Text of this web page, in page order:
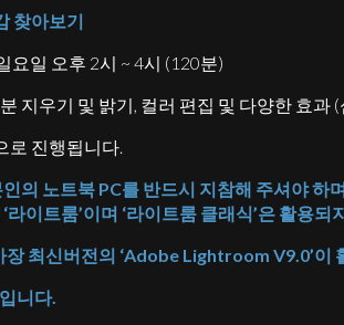
찾아보기
요일 오후 2시 ~ 4시 (120분)
지우기 및 밝기, 컬러 편집 및 다양한 효과
로 진행됩니다.
의 노트북 PC를 반드시 지참해 주셔야 하
라이트룸’이며 ‘라이트룸 클래식’은 활용되
장 최신버전의 ‘Adobe Lightroom V9.0’이
니다.